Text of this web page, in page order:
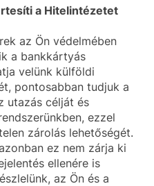
a Hitelintézetet
az Ön védelmében
a bankkártyás
velünk külföldi
pontosabban tudjuk a
utazás célját és
ezzel
zárolás lehetőségét.
ez nem zárja ki
ellenére is
az Ön és a